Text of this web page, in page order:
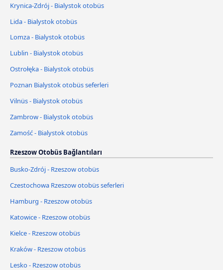
Krynica-Zdrój - Bialystok otobüs
Lida - Bialystok otobüs
Lomza - Bialystok otobüs
Lublin - Bialystok otobüs
Ostrołęka - Bialystok otobüs
Poznan Bialystok otobüs seferleri
Vilnüs - Bialystok otobüs
Zambrow - Bialystok otobüs
Zamość - Bialystok otobüs
Rzeszow Otobüs Bağlantıları
Busko-Zdrój - Rzeszow otobüs
Czestochowa Rzeszow otobüs seferleri
Hamburg - Rzeszow otobüs
Katowice - Rzeszow otobüs
Kielce - Rzeszow otobüs
Kraków - Rzeszow otobüs
Lesko - Rzeszow otobüs